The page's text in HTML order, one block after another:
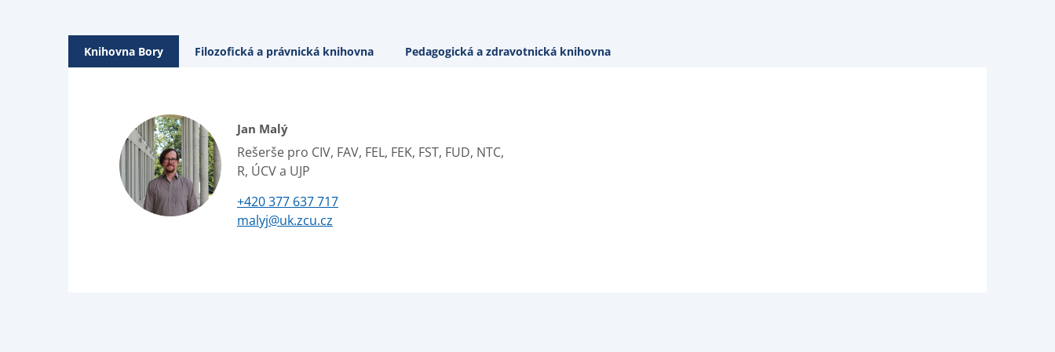
Knihovna Bory Filozofická a právnická knihovna Pedagogická a zdravotnická knihovna
Jan Malý
Rešerše pro CIV, FAV, FEL, FEK, FST, FUD, NTC,
R, ÚCV a UJP
+420 377 637 717
malyj@uk.zcu.cz